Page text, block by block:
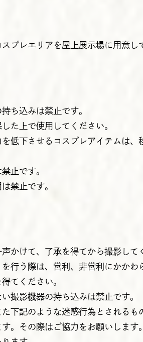
プレエリアを屋上展示場に用意し
ち込みは禁止です。
た上で使用してください。
低下させるコスプレアイテムは、
止です。
禁止です。
かけて、了承を得てから撮影して
行う際は、営利、非営利にかかわ
てください。
撮影機器の持ち込みは禁止です。
下記のような迷惑行為とされるも
。その際はご協力をお願いします。